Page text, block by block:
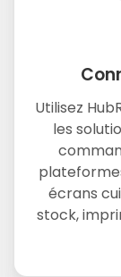
Utilisez
les
écrans
stock,